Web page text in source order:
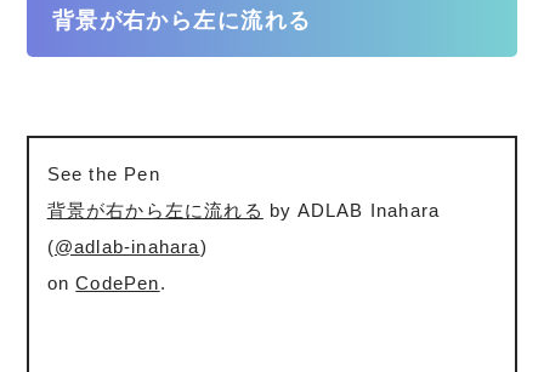
背景が右から左に流れる
See the Pen
背景が右から左に流れる by ADLAB Inahara
(@adlab-inahara)
onCodePen.